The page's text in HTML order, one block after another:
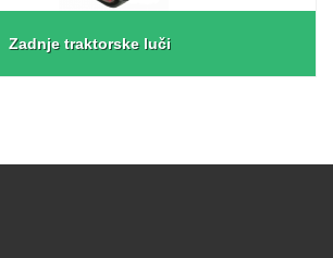
Zadnje traktorske luči